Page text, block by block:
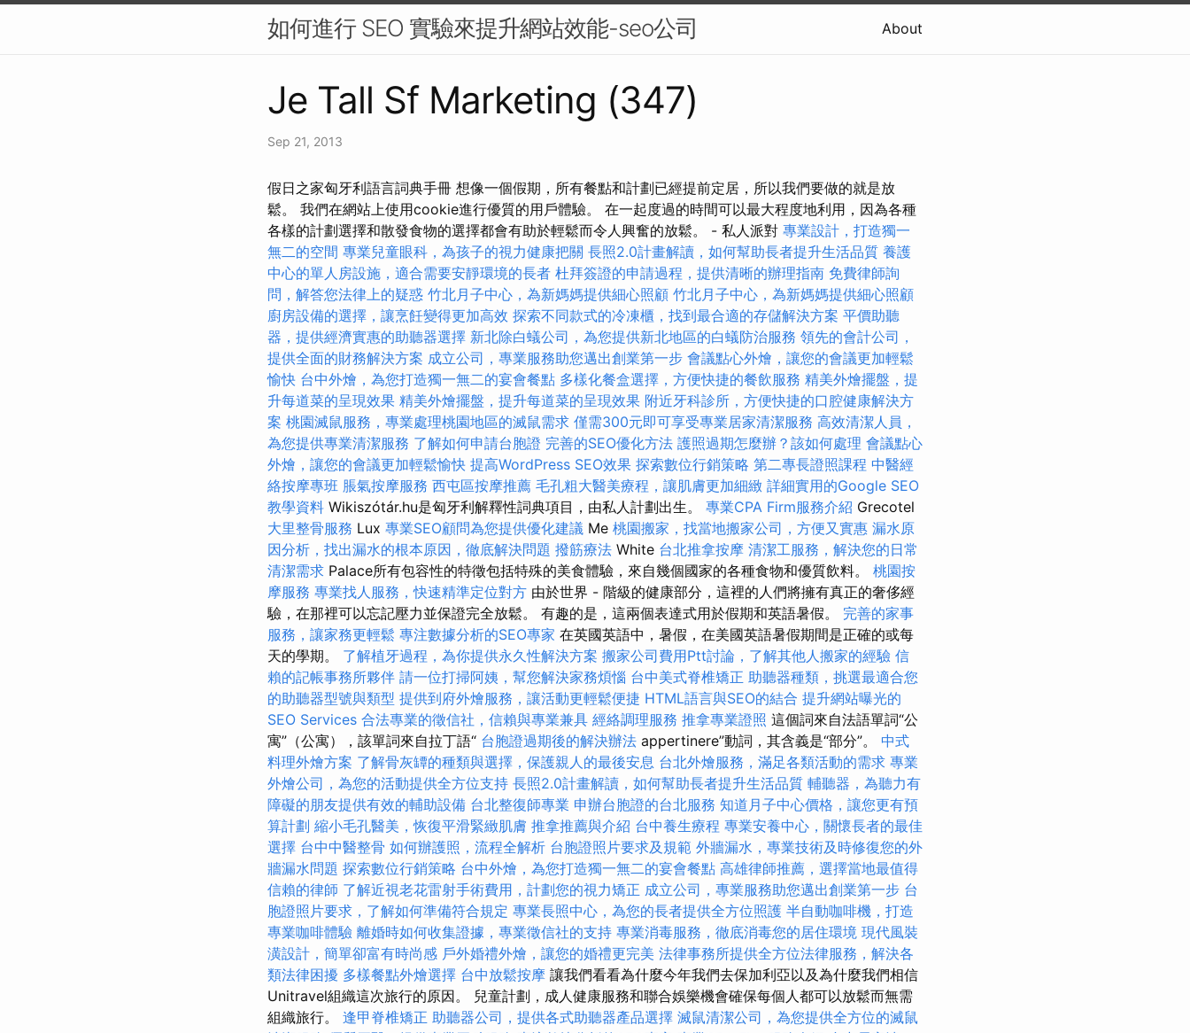
如何進行 SEO 實驗來提升網站效能-seo公司 About
Je Tall Sf Marketing (347)
Sep 21, 2013
假日之家匈牙利語言詞典手冊 想像一個假期，所有餐點和計劃已經提前定居，所以我們要做的就是放
鬆。 我們在網站上使用cookie進行優質的用戶體驗。 在一起度過的時間可以最大程度地利用，因為各種
各樣的計劃選擇和散發食物的選擇都會有助於輕鬆而令人興奮的放鬆。 - 私人派對 專業設計，打造獨一
無二的空間 專業兒童眼科，為孩子的視力健康把關 長照2.0計畫解讀，如何幫助長者提升生活品質 養護
中心的單人房設施，適合需要安靜環境的長者 杜拜簽證的申請過程，提供清晰的辦理指南 免費律師詢
問，解答您法律上的疑惑 竹北月子中心，為新媽媽提供細心照顧 竹北月子中心，為新媽媽提供細心照顧
廚房設備的選擇，讓烹飪變得更加高效 探索不同款式的冷凍櫃，找到最合適的存儲解決方案 平價助聽
器，提供經濟實惠的助聽器選擇 新北除白蟻公司，為您提供新北地區的白蟻防治服務 領先的會計公司，
提供全面的財務解決方案 成立公司，專業服務助您邁出創業第一步 會議點心外燴，讓您的會議更加輕鬆
愉快 台中外燴，為您打造獨一無二的宴會餐點 多樣化餐盒選擇，方便快捷的餐飲服務 精美外燴擺盤，提
升每道菜的呈現效果 精美外燴擺盤，提升每道菜的呈現效果 附近牙科診所，方便快捷的口腔健康解決方
案 桃園滅鼠服務，專業處理桃園地區的滅鼠需求 僅需300元即可享受專業居家清潔服務 高效清潔人員，
為您提供專業清潔服務 了解如何申請台胞證 完善的SEO優化方法 護照過期怎麼辦？該如何處理 會議點心
外燴，讓您的會議更加輕鬆愉快 提高WordPress SEO效果 探索數位行銷策略 第二專長證照課程 中醫經
絡按摩專班 脹氣按摩服務 西屯區按摩推薦 毛孔粗大醫美療程，讓肌膚更加細緻 詳細實用的Google SEO
教學資料 Wikiszótár.hu是匈牙利解釋性詞典項目，由私人計劃出生。 專業CPA Firm服務介紹 Grecotel
大里整骨服務 Lux 專業SEO顧問為您提供優化建議 Me 桃園搬家，找當地搬家公司，方便又實惠 漏水原
因分析，找出漏水的根本原因，徹底解決問題 撥筋療法 White 台北推拿按摩 清潔工服務，解決您的日常
清潔需求 Palace所有包容性的特徵包括特殊的美食體驗，來自幾個國家的各種食物和優質飲料。 桃園按
摩服務 專業找人服務，快速精準定位對方 由於世界 - 階級的健康部分，這裡的人們將擁有真正的奢侈經
驗，在那裡可以忘記壓力並保證完全放鬆。 有趣的是，這兩個表達式用於假期和英語暑假。 完善的家事
服務，讓家務更輕鬆 專注數據分析的SEO專家 在英國英語中，暑假，在美國英語暑假期間是正確的或每
天的學期。 了解植牙過程，為你提供永久性解決方案 搬家公司費用Ptt討論，了解其他人搬家的經驗 信
賴的記帳事務所夥伴 請一位打掃阿姨，幫您解決家務煩惱 台中美式脊椎矯正 助聽器種類，挑選最適合您
的助聽器型號與類型 提供到府外燴服務，讓活動更輕鬆便捷 HTML語言與SEO的結合 提升網站曝光的
SEO Services 合法專業的徵信社，信賴與專業兼具 經絡調理服務 推拿專業證照 這個詞來自法語單詞“公
寓”（公寓），該單詞來自拉丁語“ 台胞證過期後的解決辦法 appertinere”動詞，其含義是“部分”。 中式
料理外燴方案 了解骨灰罈的種類與選擇，保護親人的最後安息 台北外燴服務，滿足各類活動的需求 專業
外燴公司，為您的活動提供全方位支持 長照2.0計畫解讀，如何幫助長者提升生活品質 輔聽器，為聽力有
障礙的朋友提供有效的輔助設備 台北整復師專業 申辦台胞證的台北服務 知道月子中心價格，讓您更有預
算計劃 縮小毛孔醫美，恢復平滑緊緻肌膚 推拿推薦與介紹 台中養生療程 專業安養中心，關懷長者的最佳
選擇 台中中醫整骨 如何辦護照，流程全解析 台胞證照片要求及規範 外牆漏水，專業技術及時修復您的外
牆漏水問題 探索數位行銷策略 台中外燴，為您打造獨一無二的宴會餐點 高雄律師推薦，選擇當地最值得
信賴的律師 了解近視老花雷射手術費用，計劃您的視力矯正 成立公司，專業服務助您邁出創業第一步 台
胞證照片要求，了解如何準備符合規定 專業長照中心，為您的長者提供全方位照護 半自動咖啡機，打造
專業咖啡體驗 離婚時如何收集證據，專業徵信社的支持 專業消毒服務，徹底消毒您的居住環境 現代風裝
潢設計，簡單卻富有時尚感 戶外婚禮外燴，讓您的婚禮更完美 法律事務所提供全方位法律服務，解決各
類法律困擾 多樣餐點外燴選擇 台中放鬆按摩 讓我們看看為什麼今年我們去保加利亞以及為什麼我們相信
Unitravel組織這次旅行的原因。 兒童計劃，成人健康服務和聯合娛樂機會確保每個人都可以放鬆而無需
組織旅行。 逢甲脊椎矯正 助聽器公司，提供各式助聽器產品選擇 滅鼠清潔公司，為您提供全方位的滅鼠